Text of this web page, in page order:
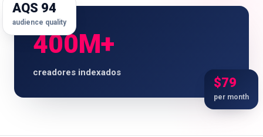
400M+
creadores indexados
AQS 94
audience quality
$79
per month